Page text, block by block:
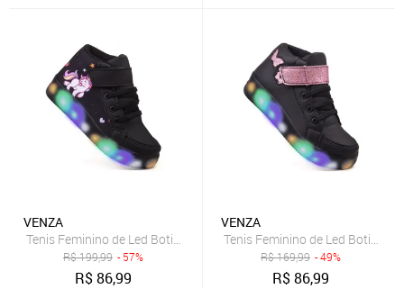
VENZA
Tenis Feminino de Led Botinha Unicornio Meninas Calce Facil
R$199,99 - 57%
R$86,99
VENZA
Tenis Feminino de Led Botinha
R$169,99 - 49%
R$86,99